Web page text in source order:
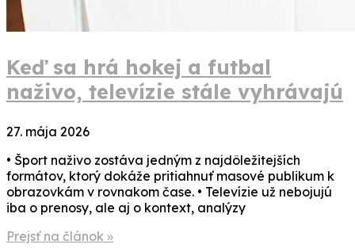
Keď sa hrá hokej a futbal
naživo, televízie stále vyhrávajú
27. mája 2026
• Šport naživo zostáva jedným z najdôležitejších
formátov, ktorý dokáže pritiahnuť masové publikum k
obrazovkám v rovnakom čase. • Televízie už nebojujú
iba o prenosy, ale aj o kontext, analýzy
Prejsť na článok »